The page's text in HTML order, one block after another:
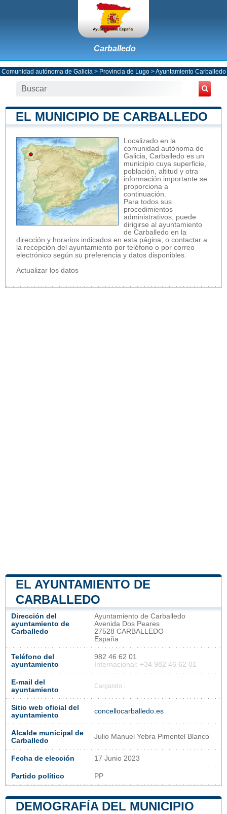
Carballedo
Comunidad autónoma de Galicia > Provincia de Lugo>Ayuntamiento Carballedo
EL MUNICIPIO DE CARBALLEDO
Localizado en la
comunidad autónoma de
Galicia, Carballedo es un
municipio cuya superficie,
población, altitud y otra
información importante se
proporciona a
continuación.
Para todos sus
procedimientos
administrativos, puede
dirigirse al ayuntamiento
de Carballedo en la
dirección y horarios indicados en esta página, o contactar a
la recepción del ayuntamiento por teléfono o por correo
electrónico según su preferencia y datos disponibles.
Actualizar los datos
EL AYUNTAMIENTO DE
CARBALLEDO
Dirección del
ayuntamiento de
Carballedo
Ayuntamiento de Carballedo
Avenida Dos Peares
27528 CARBALLEDO
España
Teléfono del
ayuntamiento
982 46 62 01
Internacional: +34 982 46 62 01
E-mail del
ayuntamiento
Cargando...
Sitio web oficial del
ayuntamiento
concellocarballedo.es
Alcalde municipal de
Carballedo
Julio Manuel Yebra Pimentel Blanco
Fecha de elección 17 Junio 2023
Partido político PP
DEMOGRAFÍA DEL MUNICIPIO